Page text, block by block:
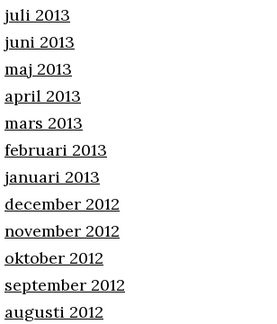
juli 2013
juni 2013
maj 2013
april 2013
mars 2013
februari 2013
januari 2013
december 2012
november 2012
oktober 2012
september 2012
augusti 2012